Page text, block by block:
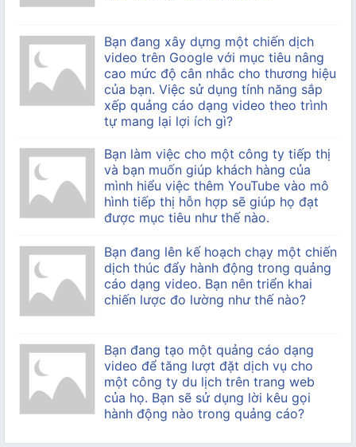
Bạn đang xây dựng một chiến dịch
video trên Google với mục tiêu nâng
cao mức độ cân nhắc cho thương hiệu
của bạn. Việc sử dụng tính năng sắp
xếp quảng cáo dạng video theo trình
tự mang lại lợi ích gì?
Bạn làm việc cho một công ty tiếp thị
và bạn muốn giúp khách hàng của
mình hiểu việc thêm YouTube vào mô
hình tiếp thị hỗn hợp sẽ giúp họ đạt
được mục tiêu như thế nào.
Bạn đang lên kế hoạch chạy một chiến
dịch thúc đẩy hành động trong quảng
cáo dạng video. Bạn nên triển khai
chiến lược đo lường như thế nào?
Bạn đang tạo một quảng cáo dạng
video để tăng lượt đặt dịch vụ cho
một công ty du lịch trên trang web
của họ. Bạn sẽ sử dụng lời kêu gọi
hành động nào trong quảng cáo?